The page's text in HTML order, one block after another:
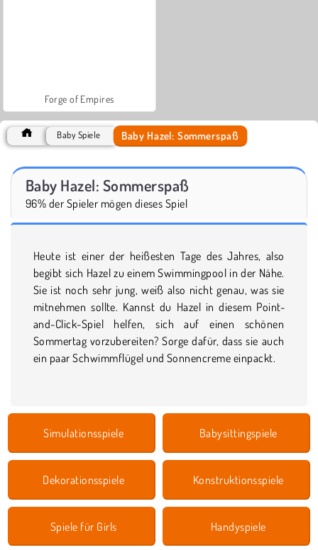
Forge of Empires
Baby Spiele Baby Hazel: Sommerspaß
Baby Hazel: Sommerspaß
96% der Spieler mögen dieses Spiel
Heute ist einer der heißesten Tage des Jahres, also
begibt sich Hazel zu einem Swimmingpool in der Nähe.
Sie ist noch sehr jung, weiß also nicht genau, was sie
mitnehmen sollte. Kannst du Hazel in diesem Point-
and-Click-Spiel helfen, sich auf einen schönen
Sommertag vorzubereiten? Sorge dafür, dass sie auch
ein paar Schwimmflügel und Sonnencreme einpackt.
Simulationsspiele Babysittingspiele
Dekorationsspiele Konstruktionsspiele
Spiele für Girls Handyspiele